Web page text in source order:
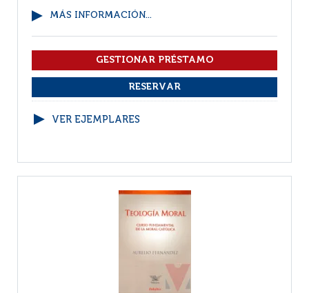
MÁS INFORMACIÓN...
VER EJEMPLARES